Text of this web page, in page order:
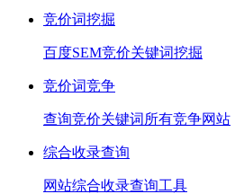
竞价词挖掘
百度SEM竞价关键词挖掘
竞价词竞争
查询竞价关键词所有竞争网站
综合收录查询
网站综合收录查询工具